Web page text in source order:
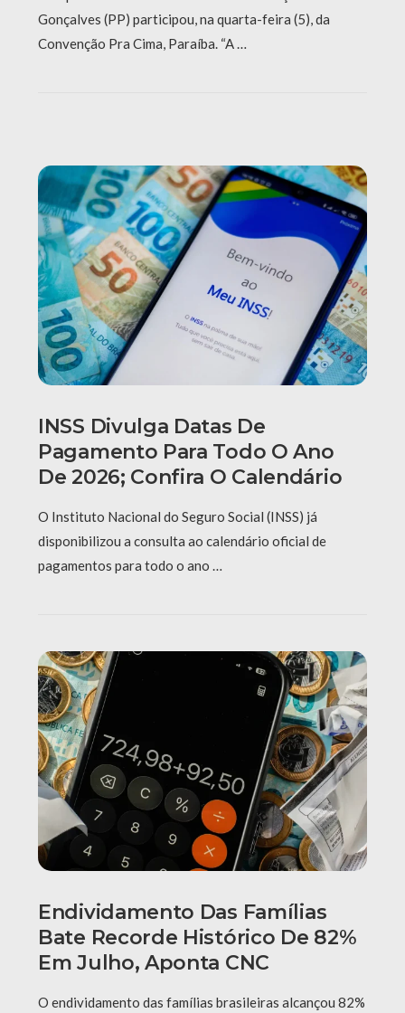
Gonçalves (PP) participou, na quarta-feira (5), da
Convenção Pra Cima, Paraíba. “A …
INSS Divulga Datas De
Pagamento Para Todo O Ano
De 2026; Confira O Calendário
O Instituto Nacional do Seguro Social (INSS) já
disponibilizou a consulta ao calendário oficial de
pagamentos para todo o ano …
Endividamento Das Famílias
Bate Recorde Histórico De 82%
Em Julho, Aponta CNC
O endividamento das famílias brasileiras alcançou 82%